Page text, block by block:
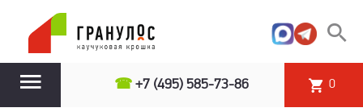
☎ +7 (495) 585-73-86 0